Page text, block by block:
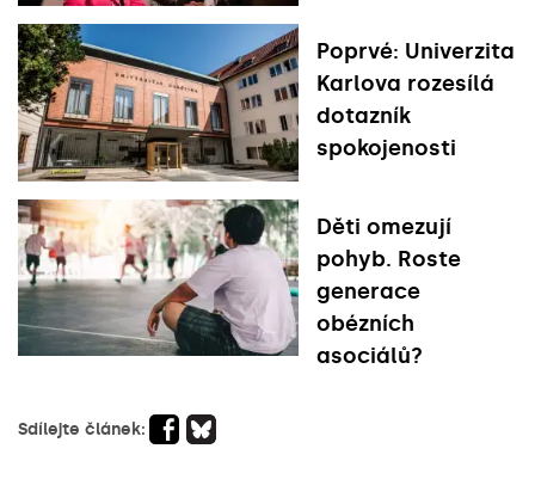
Poprvé: Univerzita
Karlova rozesílá
dotazník
spokojenosti
Děti omezují
pohyb. Roste
generace
obézních
asociálů?
Sdílejte článek: